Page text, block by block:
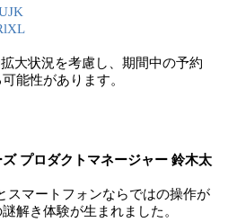
大状況を考慮し、期間中の予約
能性があります。
プロダクトマネージャー 鈴木太
スマートフォンならではの操作が
解き体験が生まれました。